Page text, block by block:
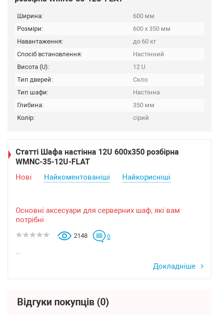
Ширина:
600 мм
Розміри:
600 х 350 мм
Навантаження:
до 60 кг
Спосіб встановлення:
Настінний
Висота (U):
12 U
Тип дверей:
Скло
Тип шафи:
Настінна
Глибина:
350 мм
Колір:
сірий
Статті Шафа настінна 12U 600x350 розбірна
WMNC-35-12U-FLAT
Нові Найкоментованіші Найкорисніші
Основні аксесуари для серверних шаф, які вам
потрібні
2148 0
...
Докладніше
Відгуки покупців (0)